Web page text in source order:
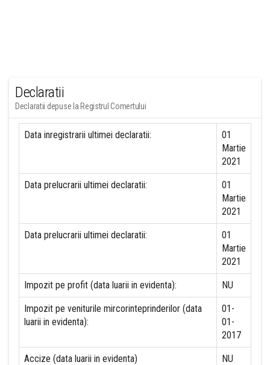
Declaratii
Declaratii depuse la Registrul Comertului
Data inregistrarii ultimei declaratii:
01
Martie
2021
Data prelucrarii ultimei declaratii:
01
Martie
2021
Data prelucrarii ultimei declaratii:
01
Martie
2021
Impozit pe profit (data luarii in evidenta): NU
Impozit pe veniturile mircorinteprinderilor (data
luarii in evidenta):
01-
01-
2017
Accize (data luarii in evidenta) NU